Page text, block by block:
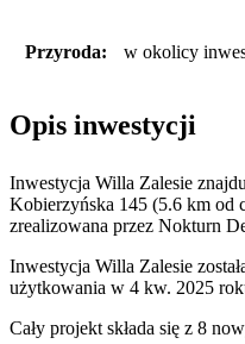
Przyroda: w okolicy
Opis inwestycji
Inwestycja Willa Zalesie
Kobierzyńska 145 (5.6 km od
zrealizowana przez Nokturn
Inwestycja Willa Zalesie
użytkowania w 4 kw. 2025
Cały projekt składa się z 8